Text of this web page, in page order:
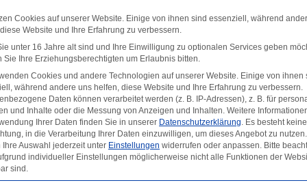
Cookies auf unserer Website. Einige von ihnen sind essenziell, während
Website und Ihre Erfahrung zu verbessern.
unter 16 Jahre alt sind und Ihre Einwilligung zu optionalen Services geben
Sie Ihre Erziehungsberechtigten um Erlaubnis bitten.
Cookies und andere Technologien auf unserer Website. Einige von ihnen
während andere uns helfen, diese Website und Ihre Erfahrung zu verbessern.
Daten können verarbeitet werden (z. B. IP-Adressen), z. B. für
und Inhalte oder die Messung von Anzeigen und Inhalten. Weitere
Ihrer Daten finden Sie in unserer Datenschutzerklärung Es besteht keine
in die Verarbeitung Ihrer Daten einzuwilligen, um dieses Angebot zu nutzen.
Ihre Auswahl jederzeit unter Einstellungen widerrufen oder anpassen. Bitte
individueller Einstellungen möglicherweise nicht alle Funktionen der
sind.